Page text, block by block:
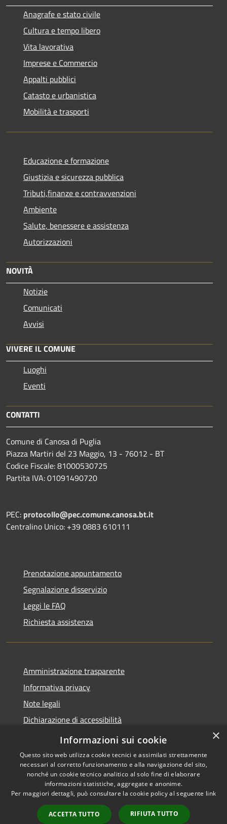
Anagrafe e stato civile
Cultura e tempo libero
Vita lavorativa
Imprese e Commercio
Appalti pubblici
Catasto e urbanistica
Mobilità e trasporti
Educazione e formazione
Giustizia e sicurezza pubblica
Tributi,finanze e contravvenzioni
Ambiente
Salute, benessere e assistenza
Autorizzazioni
NOVITÀ
Notizie
Comunicati
Avvisi
VIVERE IL COMUNE
Luoghi
Eventi
CONTATTI
Comune di Canosa di Puglia
Piazza Martiri del 23 Maggio, 13 - 76012 - BT
Codice Fiscale: 81000530725
Partita IVA: 01091490720
PEC: protocollo@pec.comune.canosa.bt.it
Centralino Unico: +39 0883 610111
Prenotazione appuntamento
Segnalazione disservizio
Leggi le FAQ
Richiesta assistenza
Amministrazione trasparente
Informativa privacy
Note legali
Dichiarazione di accessibilità
WhistleblowingPA
Accessibilità
Copyright © 2026 • Comune di
Canosa di Puglia • Powered by
Municipium•
Accesso
×
Informazioni sui cookie
Questo sito web utilizza cookie tecnici e assimilati strettamente
necessari al corretto funzionamento e alla navigazione del sito,
nonché un cookie tecnico analitico al solo fine di elaborare
informazioni statistiche, aggregate e anonime.
Per maggiori dettagli, può consultare la cookie policy al seguente link
ACCETTA TUTTO RIFIUTA TUTTO